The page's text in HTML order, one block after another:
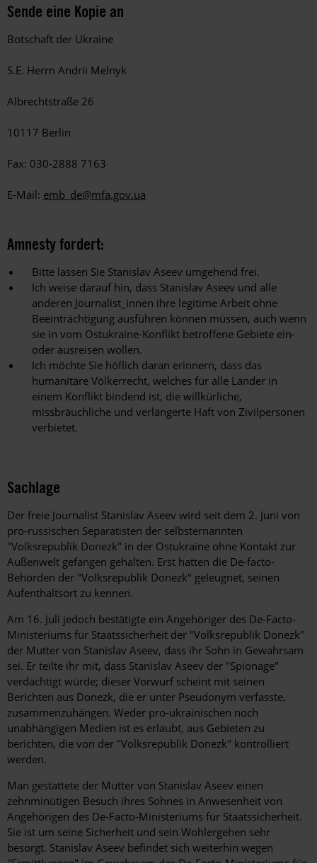
Sende eine Kopie an
Botschaft der Ukraine
S.E. Herrn Andrii Melnyk
Albrechtstraße 26
10117 Berlin
Fax: 030-2888 7163
E-Mail: emb_de@mfa.gov.ua
Amnesty fordert:
Bitte lassen Sie Stanislav Aseev umgehend frei.
Ich weise darauf hin, dass Stanislav Aseev und alle
anderen Journalist_innen ihre legitime Arbeit ohne
Beeinträchtigung ausführen können müssen, auch wenn
sie in vom Ostukraine-Konflikt betroffene Gebiete ein-
oder ausreisen wollen.
Ich möchte Sie höflich daran erinnern, dass das
humanitäre Völkerrecht, welches für alle Länder in
einem Konflikt bindend ist, die willkürliche,
missbräuchliche und verlängerte Haft von Zivilpersonen
verbietet.
Sachlage
Der freie Journalist Stanislav Aseev wird seit dem 2. Juni von
pro-russischen Separatisten der selbsternannten
"Volksrepublik Donezk" in der Ostukraine ohne Kontakt zur
Außenwelt gefangen gehalten. Erst hatten die De-facto-
Behörden der "Volksrepublik Donezk" geleugnet, seinen
Aufenthaltsort zu kennen.
Am 16. Juli jedoch bestätigte ein Angehöriger des De-Facto-
Ministeriums für Staatssicherheit der "Volksrepublik Donezk"
der Mutter von Stanislav Aseev, dass ihr Sohn in Gewahrsam
sei. Er teilte ihr mit, dass Stanislav Aseev der "Spionage"
verdächtigt würde; dieser Vorwurf scheint mit seinen
Berichten aus Donezk, die er unter Pseudonym verfasste,
zusammenzuhängen. Weder pro-ukrainischen noch
unabhängigen Medien ist es erlaubt, aus Gebieten zu
berichten, die von der "Volksrepublik Donezk" kontrolliert
werden.
Man gestattete der Mutter von Stanislav Aseev einen
zehnminütigen Besuch ihres Sohnes in Anwesenheit von
Angehörigen des De-Facto-Ministeriums für Staatssicherheit.
Sie ist um seine Sicherheit und sein Wohlergehen sehr
besorgt. Stanislav Aseev befindet sich weiterhin wegen